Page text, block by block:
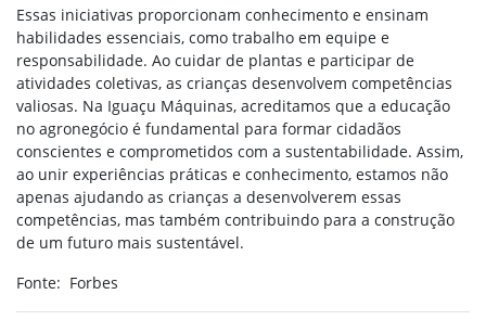
Essas iniciativas proporcionam conhecimento e ensinam
habilidades essenciais, como trabalho em equipe e
responsabilidade. Ao cuidar de plantas e participar de
atividades coletivas, as crianças desenvolvem competências
valiosas. Na Iguaçu Máquinas, acreditamos que a educação
no agronegócio é fundamental para formar cidadãos
conscientes e comprometidos com a sustentabilidade. Assim,
ao unir experiências práticas e conhecimento, estamos não
apenas ajudando as crianças a desenvolverem essas
competências, mas também contribuindo para a construção
de um futuro mais sustentável.
Fonte: Forbes